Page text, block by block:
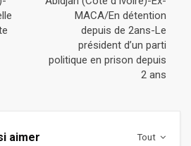
MACA/En détention
depuis de 2ans-Le
président d’un parti
politique en prison depuis
2 ans
Tout
aimer